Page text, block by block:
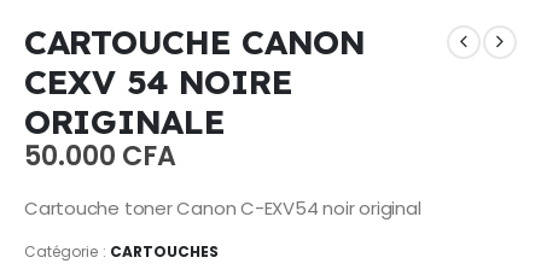
CARTOUCHE CANON
CEXV 54 NOIRE
ORIGINALE
50.000 CFA
Cartouche toner Canon C-EXV54 noir original
Catégorie : CARTOUCHES